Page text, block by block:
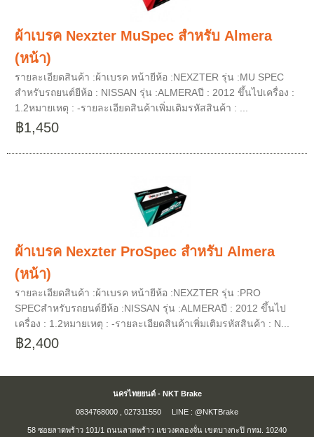
ผ้าเบรค Nexzter MuSpec สำหรับ Almera
(หน้า)
รายละเอียดสินค้า :ผ้าเบรค หน้ายีห้อ :NEXZTER รุ่น :MU SPEC
สำหรับรถยนต์ยีห้อ : NISSAN รุ่น :ALMERAปี : 2012 ขึ้นไปเครื่อง :
1.2หมายเหตุ : -รายละเอียดสินค้าเพิ่มเติมรหัสสินค้า : ...
฿1,450
ผ้าเบรค Nexzter ProSpec สำหรับ Almera
(หน้า)
รายละเอียดสินค้า :ผ้าเบรค หน้ายีห้อ :NEXZTER รุ่น :PRO
SPECสำหรับรถยนต์ยีห้อ :NISSAN รุ่น :ALMERAปี : 2012 ขึ้นไป
เครื่อง : 1.2หมายเหตุ : -รายละเอียดสินค้าเพิ่มเติมรหัสสินค้า : N...
฿2,400
นครไทยยนต์ - NKT Brake
0834768000 , 027311550 LINE : @NKTBrake
58 ซอยลาดพร้าว 101/1 ถนนลาดพร้าว แขวงคลองจั่น เขตบางกะปิ กทม. 10240